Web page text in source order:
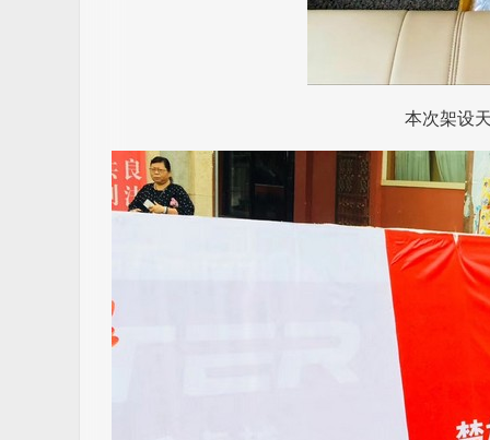
本次架设